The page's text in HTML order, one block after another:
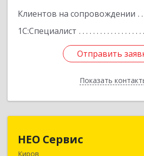
Клиентов на сопровождении
1С:Специалист
Отправить
Показать
Отправить
Назад
НЕО Сервис
Киров